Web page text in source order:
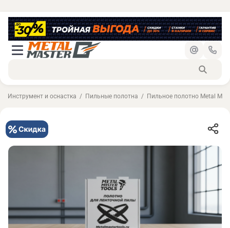
Инструмент и оснастка Пильные полотна Пильное полотно Metal